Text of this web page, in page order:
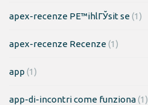
apex-recenze PЕ™ihlГЎsit se(1)
apex-recenze Recenze(1)
app (1)
app-di-incontri come funziona(1)